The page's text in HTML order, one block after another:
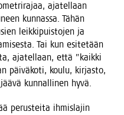
aja­tel­laan
kun­nas­sa. Tähän
leik­ki­puis­to­jen ja
Tai kun esi­te­tään
aja­tel­laan, että ”kaik­ki
päi­vä­ko­ti, kou­lu, kir­jas­to,
kun­nal­li­nen hyvä.
perus­tei­ta ihmis­la­jin